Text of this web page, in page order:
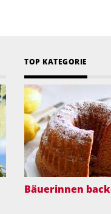
TOP KATEGORIE
Bäuerinnen